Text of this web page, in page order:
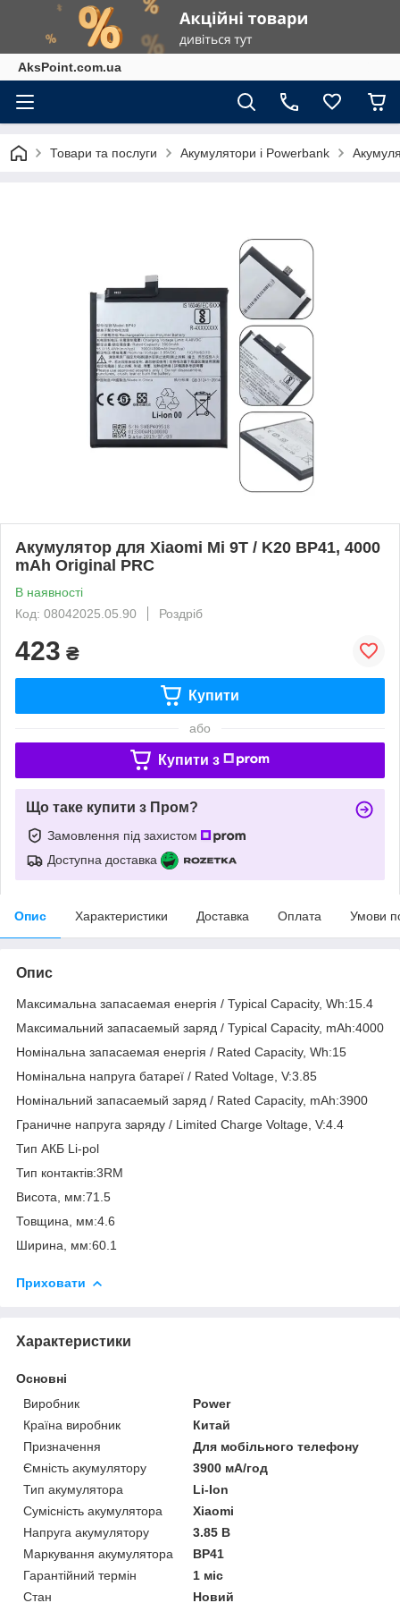
AksPoint.com.ua
Товари та послуги Акумулятори і Powerbank
Акумулятор для Xiaomi Mi 9T / K20 BP41, 4000
mAh Original PRC
В наявності
Код: 08042025.05.90
Роздріб
423 ₴
Купити
або
Купити з
Що таке купити з Пром?
Замовлення під захистом
Доступна доставка
Опис Характеристики Доставка Оплата Умови
Опис
Максимальна запасаемая енергія / Typical Capacity, Wh:15.4
Максимальний запасаемый заряд / Typical Capacity, mAh:4000
Номінальна запасаемая енергія / Rated Capacity, Wh:15
Номінальна напруга батареї / Rated Voltage, V:3.85
Номінальний запасаемый заряд / Rated Capacity, mAh:3900
Граничне напруга заряду / Limited Charge Voltage, V:4.4
Тип АКБ Li-pol
Тип контактів:3RM
Висота, мм:71.5
Товщина, мм:4.6
Ширина, мм:60.1
Приховати
Характеристики
Основні
Виробник
Power
Країна виробник
Китай
Призначення
Для мобільного телефону
Ємність акумулятору
3900 мА/год
Тип акумулятора
Li-Ion
Сумісність акумулятора
Xiaomi
Напруга акумулятору
3.85 В
Маркування акумулятора
BP41
Гарантійний термін
1 міс
Стан
Новий